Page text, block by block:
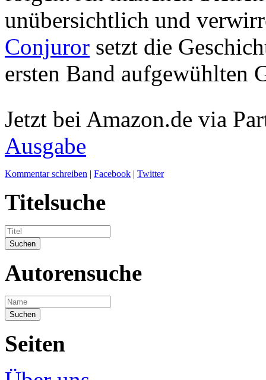
unübersichtlich und
Conjuror setzt die
ersten Band aufgewühlten
Jetzt bei Amazon.de via
Ausgabe
Kommentar schreiben | Facebook | Twitter
Titelsuche
Autorensuche
Seiten